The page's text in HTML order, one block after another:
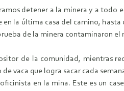
detener a la minera y a
la última casa del camino,
de la minera contaminaron el
de la comunidad, mientras
vaca que logra sacar cada
en la mina. Este es un